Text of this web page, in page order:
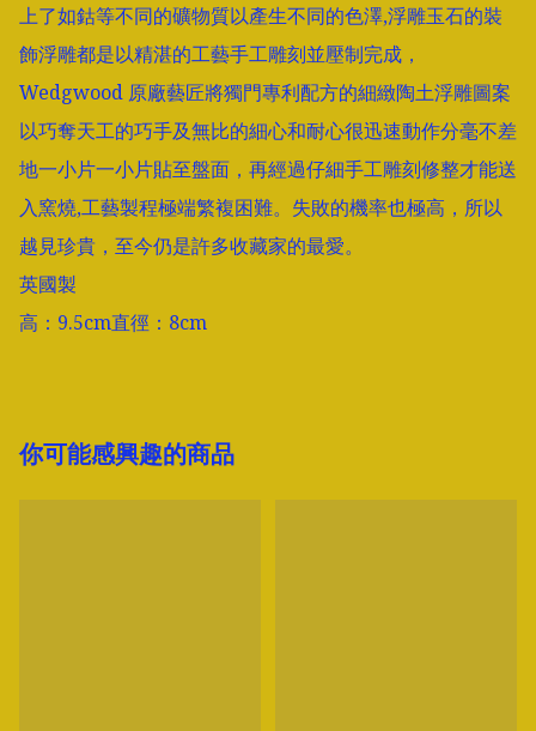
上了如鈷等不同的礦物質以產生不同的色澤,浮雕玉石的裝
飾浮雕都是以精湛的工藝手工雕刻並壓制完成，
Wedgwood 原廠藝匠將獨門專利配方的細緻陶土浮雕圖案
以巧奪天工的巧手及無比的細心和耐心很迅速動作分毫不差
地一小片一小片貼至盤面，再經過仔細手工雕刻修整才能送
入窯燒,工藝製程極端繁複困難。失敗的機率也極高，所以
越見珍貴，至今仍是許多收藏家的最愛。
英國製
高：9.5cm直徑：8cm
你可能感興趣的商品